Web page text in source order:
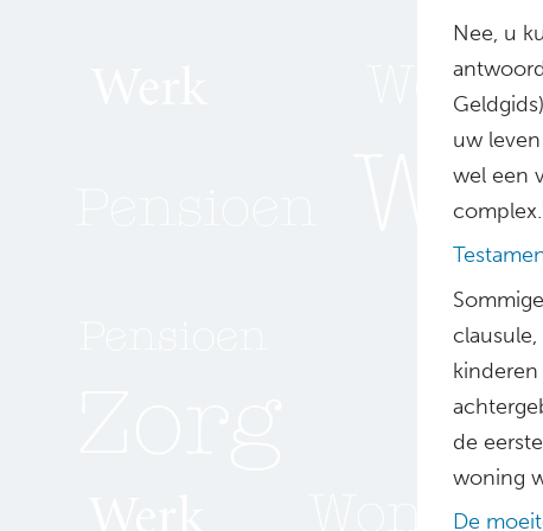
Nee, u
uw
wel een
de
woning
De